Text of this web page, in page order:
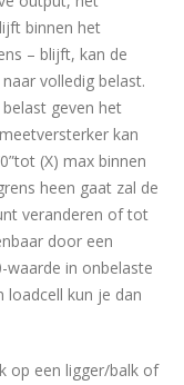
binnen het
– blijft, kan de
volledig belast.
geven het
kan
(X) max binnen
heen gaat zal de
veranderen of tot
door een
waarde in onbelaste
loadcell kun je dan
op een ligger/balk of